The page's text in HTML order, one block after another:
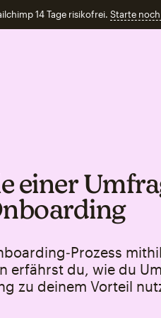
14 Tage risikofrei. Starte
einer
erfährst du, wie du
zu deinem Vorteil